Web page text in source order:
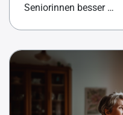
Seniorinnen besser …